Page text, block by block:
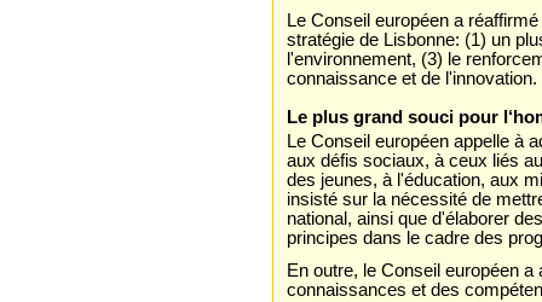
Le Conseil européen a
stratégie de Lisbonne: (1) un
l'environnement, (3) le
connaissance et de l'innovation.
Le plus grand souci pour
Le Conseil européen appelle à
aux défis sociaux, à ceux liés
des jeunes, à l'éducation, aux
insisté sur la nécessité de
national, ainsi que d'élaborer
principes dans le cadre des
En outre, le Conseil européen
connaissances et des